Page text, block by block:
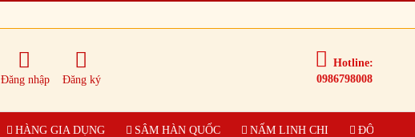
Hotline:
0986798008
Đăng nhập Đăng ký
HÀNG GIA DỤNG SÂM HÀN QUỐC NẤM LINH CHI ĐÔNG